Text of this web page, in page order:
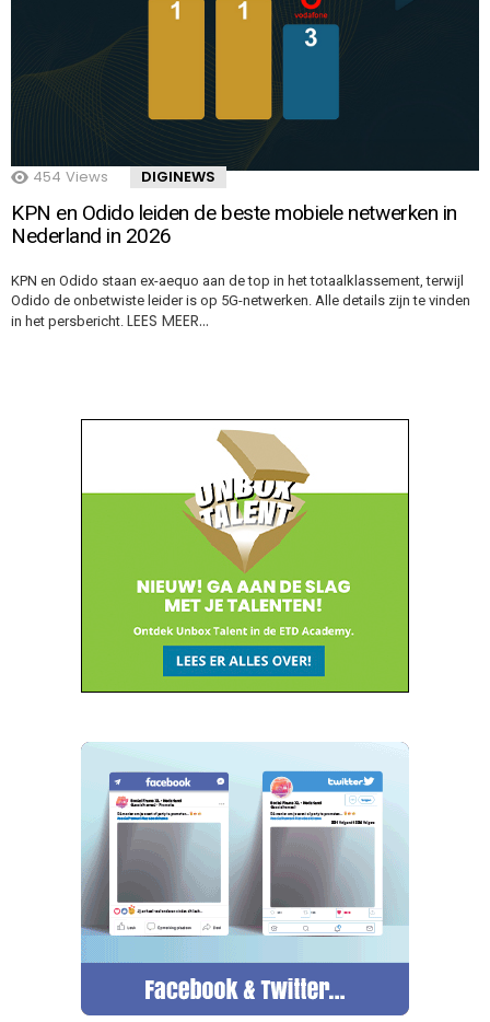
454 Views DIGINEWS
KPN en Odido leiden de beste mobiele netwerken in
Nederland in 2026
KPN en Odido staan ex-aequo aan de top in het totaalklassement, terwijl
Odido de onbetwiste leider is op 5G-netwerken. Alle details zijn te vinden
in het persbericht. LEES MEER…